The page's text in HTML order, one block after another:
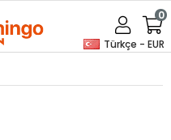
Türkçe - EUR
0